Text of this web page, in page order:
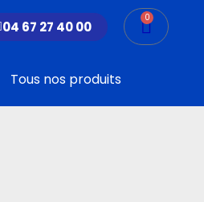
04 67 27 40 00
0
Panier
Tous nos produits